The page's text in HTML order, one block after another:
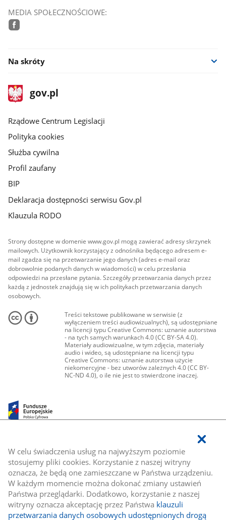
W celu świadczenia usług na najwyższym poziomie
stosujemy pliki cookies. Korzystanie z naszej witryny
oznacza, że będą one zamieszczane w Państwa urządzeniu.
W każdym momencie można dokonać zmiany ustawień
Państwa przeglądarki. Dodatkowo, korzystanie z naszej
witryny oznacza akceptację przez Państwa klauzuli
przetwarzania danych osobowych udostępnionych drogą
MEDIA SPOŁECZNOŚCIOWE:
Na skróty
stopka
gov.plStrona
gov.pl
Rządowe Centrum Legislacji
Polityka cookies
Służba cywilna
Profil zaufany
BIP
Deklaracja dostępności serwisu Gov.pl
Klauzula RODO
Strony dostępne w domenie www.gov.pl mogą zawierać adresy skrzynek
mailowych. Użytkownik korzystający z odnośnika będącego adresem e-
mail zgadza się na przetwarzanie jego danych (adres e-mail oraz
dobrowolnie podanych danych w wiadomości) w celu przesłania
odpowiedzi na przesłane pytania. Szczegóły przetwarzania danych przez
każdą z jednostek znajdują się w ich politykach przetwarzania danych
osobowych.
Treści tekstowe publikowane w serwisie (z
wyłączeniem treści audiowizualnych), są udostępniane
na licencji typu Creative Commons: uznanie autorstwa
- na tych samych warunkach 4.0 (CC BY-SA 4.0).
Materiały audiowizualne, w tym zdjęcia, materiały
audio i wideo, są udostępniane na licencji typu
Creative Commons: uznanie autorstwa użycie
niekomercyjne - bez utworów zależnych 4.0 (CC BY-
NC-ND 4.0), o ile nie jest to stwierdzone inaczej.